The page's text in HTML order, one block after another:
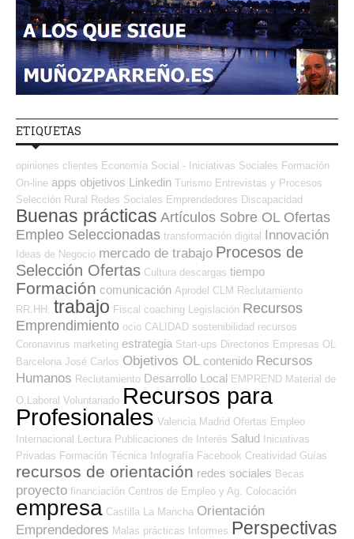
ETIQUETAS
opiniones clientes Economía Social - Iniciativas Sociales Formación
On-line apps objetivos Linkedin Turismo Entrevistas y Procesos
Selección Rural Redes Sociales Emprendedores Discapacidad
Buenas prácticas Artículos Sobre OL Ofertas
Empleo Seleccionadas transformación digital Innovación
Ideas de Negocio mercado de trabajo Procesos de
Selección Ofertas Cultura descargas tiempo
Formación comunicación Aprodel CLM Reclutamiento
RR.HH.
trabajo Fiscal coaching Legislación Recursos
Emprendimiento ocio CALIDAD sostenibilidad recursos
Coronavirus marketing estrategia Start-ups Directorios Empresas OL
Barcelona José Carlos Objetivos OL contenido Recursos
Humanos Reclutamiento Desarrollo Local EMPREND Material de
O.Laboral Voluntariado Recursos para
Profesionales Valencia Madrid Ofertas Empleo
Internacional
Lectura Publicaciones de Interés Salud Iniciativas
Privadas Formación Técnica Infografía Facebook Creatividad Guías
recursos de orientación redes sociales Becas
proyecto financiación Centros de Empleo y Ag. Colocación
empresa Castilla La Mancha Orientación
Emprendedores Malas prácticas Informes Perspectivas